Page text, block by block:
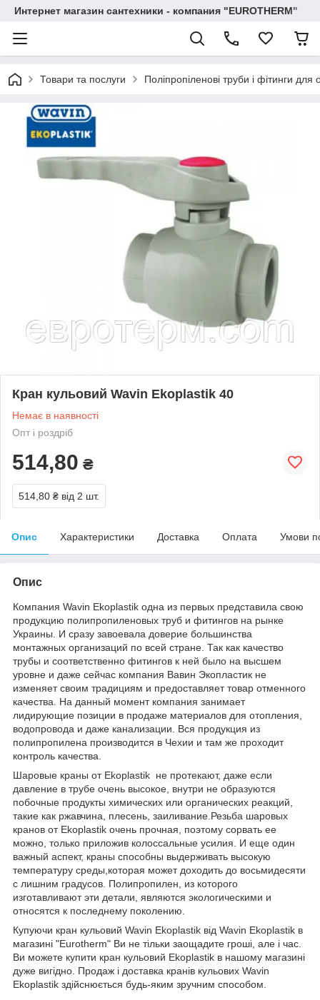
Интернет магазин сантехники - компания "EUROTHERM"
Товари та послуги Поліпропіленові труби і фітинги
Кран кульовий Wavin Ekoplastik 40
Немає в наявності
Опт і роздріб
514,80 ₴
514,80 ₴ від 2 шт.
Опис Характеристики Доставка Оплата Умови
Опис
Компания Wavin Ekoplastik одна из первых представила свою
продукцию полипропиленовых труб и фитингов на рынке
Украины. И сразу завоевала доверие большинства
монтажных организаций по всей стране. Так как качество
трубы и соответственно фитингов к ней было на высшем
уровне и даже сейчас компания Вавин Экопластик не
изменяет своим традициям и предоставляет товар отменного
качества. На данный момент компания занимает
лидирующие позиции в продаже материалов для отопления,
водопровода и даже канализации. Вся продукция из
полипропилена производится в Чехии и там же проходит
контроль качества.
Шаровые краны от Ekoplastik не протекают, даже если
давление в трубе очень высокое, внутри не образуются
побочные продукты химических или органических реакций,
такие как ржавчина, плесень, заиливание.Резьба шаровых
кранов от Ekoplastik очень прочная, поэтому сорвать ее
можно, только приложив колоссальные усилия. И еще один
важный аспект, краны способны выдерживать высокую
температуру среды,которая может доходить до восьмидесяти
с лишним градусов. Полипропилен, из которого
изготавливают эти детали, являются экологическими и
относятся к последнему поколению.
Купуючи кран кульовий Wavin Ekoplastik від Wavin Ekoplastik в
магазині "Eurotherm" Ви не тільки заощадите гроші, але і час.
Ви можете купити кран кульовий Ekoplastik в нашому магазині
дуже вигідно. Продаж і доставка кранів кульових Wavin
Ekoplastik здійснюється будь-яким зручним способом.